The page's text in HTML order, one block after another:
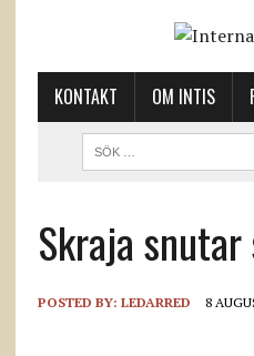
KONTAKT OM INTIS
Skraja
POSTED BY: LEDARRED 8